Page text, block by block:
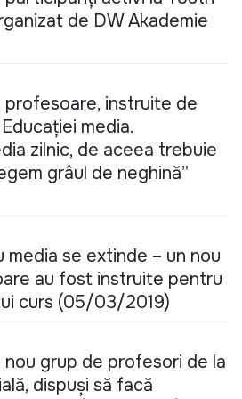
de DW Akademie
profesoare, instruite de
media.
zilnic, de aceea trebuie
grâul de neghină”
media se extinde – un nou
au fost instruite pentru
curs (05/03/2019)
nou grup de profesori de la
dispuși să facă